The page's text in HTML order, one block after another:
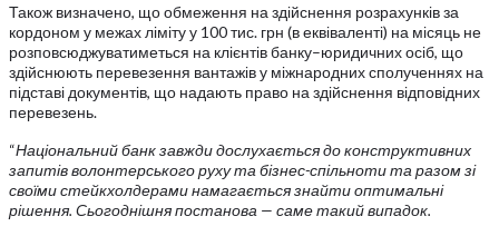
Також визначено, що обмеження на здійснення розрахунків за
кордоном у межах ліміту у 100 тис. грн (в еквіваленті) на місяць не
розповсюджуватиметься на клієнтів банку–юридичних осіб, що
здійснюють перевезення вантажів у міжнародних сполученнях на
підставі документів, що надають право на здійснення відповідних
перевезень.
“Національний банк завжди дослухається до конструктивних
запитів волонтерського руху та бізнес-спільноти та разом зі
своїми стейкхолдерами намагається знайти оптимальні
рішення. Сьогоднішня постанова — саме такий випадок.